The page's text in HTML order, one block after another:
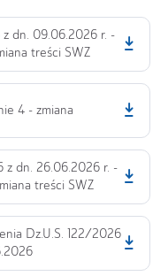
dn. 09.06.2026 r. -
treści SWZ
4 - zmiana
z dn. 26.06.2026 r. -
treści SWZ
Dz.U.S. 122/2026